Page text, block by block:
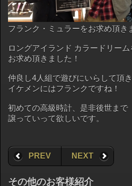
フランク・ミュラーをお求め頂き
ロングアイランド カラードリーム
お求め頂きました！
仲良し4人組で遊びにいらして頂き
イケメンにはフランクですね！
初めての高級時計、是非後世まで
譲っていって欲しいです。
PREV NEXT
その他のお客様紹介